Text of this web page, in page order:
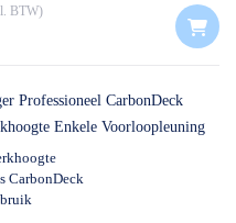
BTW
Professioneel CarbonDeck
Enkele Voorloopleuning
CarbonDeck